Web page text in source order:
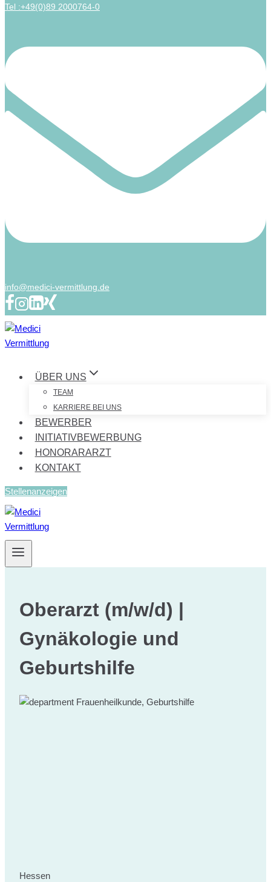
Tel :+49(0)89 2000764-0
info@medici-vermittlung.de
ÜBER UNS
TEAM
KARRIERE BEI UNS
BEWERBER
INITIATIVBEWERBUNG
HONORARARZT
KONTAKT
Stellenanzeigen
Oberarzt (m/w/d) |
Gynäkologie und
Geburtshilfe
Frauenheilkunde, Geburtshilfe
Hessen